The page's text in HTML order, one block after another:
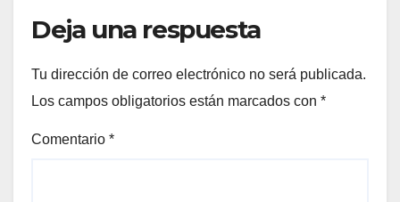
Deja una respuesta
Tu dirección de correo electrónico no será publicada.
Los campos obligatorios están marcados con *
Comentario *